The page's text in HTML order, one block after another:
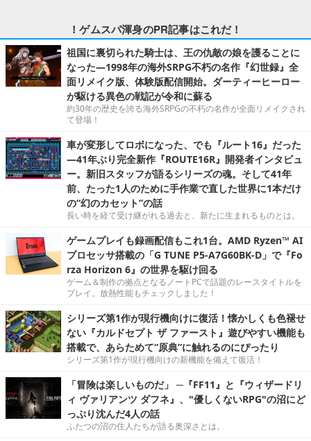
！ゲムスパ渾身のPR記事はこれだ！
祖国に裏切られた騎士は、王の仇敵の娘を護ることに
なった―1998年の海外SRPG不朽の名作『幻世録』全
面リメイク版、体験版配信開始。ダーティーヒーロー
が駆ける異色の戦記が令和に蘇る
約30年の歴史を誇る海外SRPGの不朽の名作が全面リメイクされ
て登場！
車が変形してロボになった、でも『ルート16』だった
―41年ぶり完全新作『ROUTE16R』開発者インタビュ
ー。新旧スタッフが語るシリーズの魂。そして41年
前、たった1人のために手作業で直した世界に1本だけ
の“幻のカセット”の話
長い時を経て受け継がれる過去と、新たに生まれるものとは。
ゲームプレイも録画配信もこれ1台。AMD Ryzen™ AI
プロセッサ搭載の「G TUNE P5-A7G60BK-D」で『Fo
rza Horizon 6』の世界を駆け回る
ゲーム＆制作の拠点となるノートPCで話題のレースタイトルを
プレイ。放熱性能もチェックしました！
シリーズ第1作が現行機向けに復活！懐かしくも色褪せ
ない『カルドセプト ザ ファースト』遊びやすい機能も
搭載で、あらためて“原典”に触れるのにぴったり
シリーズ第1作が現行機向けの新機能を備えて復活！
「冒険は楽しいものだ」 ─『FF11』と『ウィザードリ
ィ ヴァリアンツ ダフネ』、"優しくないRPG"の沼にど
っぷり沈んだ4人の話
ふたつの沼の住人たちが語る奥深さとは。